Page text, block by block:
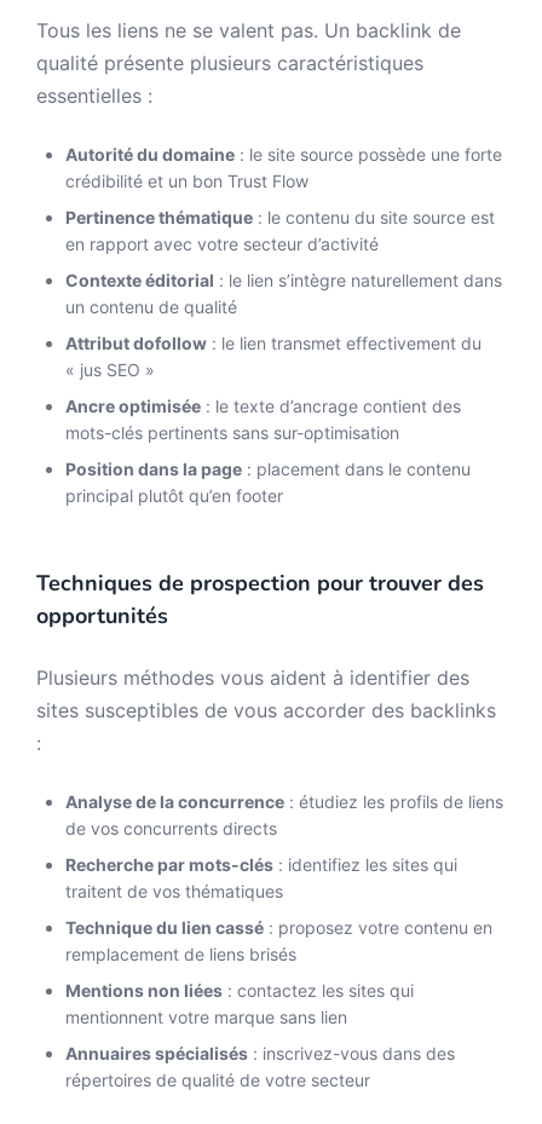
Tous les liens ne se valent pas. Un backlink de
qualité présente plusieurs caractéristiques
essentielles :
Autorité du domaine : le site source possède une forte
crédibilité et un bon Trust Flow
Pertinence thématique : le contenu du site source est
en rapport avec votre secteur d’activité
Contexte éditorial : le lien s’intègre naturellement dans
un contenu de qualité
Attribut dofollow : le lien transmet effectivement du
« jus SEO »
Ancre optimisée : le texte d’ancrage contient des
mots-clés pertinents sans sur-optimisation
Position dans la page : placement dans le contenu
principal plutôt qu’en footer
Techniques de prospection pour trouver des
opportunités
Plusieurs méthodes vous aident à identifier des
sites susceptibles de vous accorder des backlinks
:
Analyse de la concurrence : étudiez les profils de liens
de vos concurrents directs
Recherche par mots-clés : identifiez les sites qui
traitent de vos thématiques
Technique du lien cassé : proposez votre contenu en
remplacement de liens brisés
Mentions non liées : contactez les sites qui
mentionnent votre marque sans lien
Annuaires spécialisés : inscrivez-vous dans des
répertoires de qualité de votre secteur